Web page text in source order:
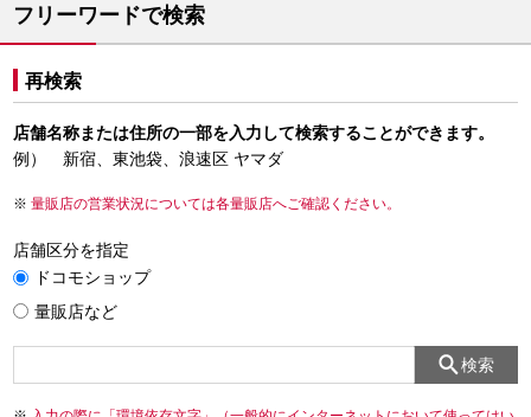
フリーワードで検索
再検索
店舗名称または住所の一部を入力して検索することができます。
例） 新宿、東池袋、浪速区 ヤマダ
量販店の営業状況については各量販店へご確認ください。
店舗区分を指定
ドコモショップ
量販店など
検索